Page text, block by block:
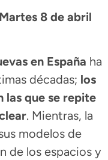
8 de abril
en España ha
décadas; los
las que se repite
. Mientras, la
modelos de
de los espacios y